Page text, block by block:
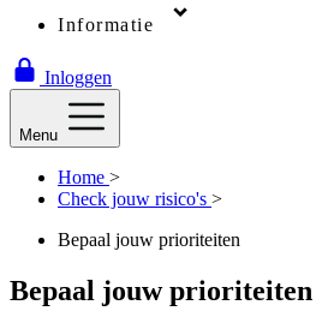
Informatie
Inloggen
Menu
Home >
Check jouw risico's >
Bepaal jouw prioriteiten
Bepaal jouw prioriteiten